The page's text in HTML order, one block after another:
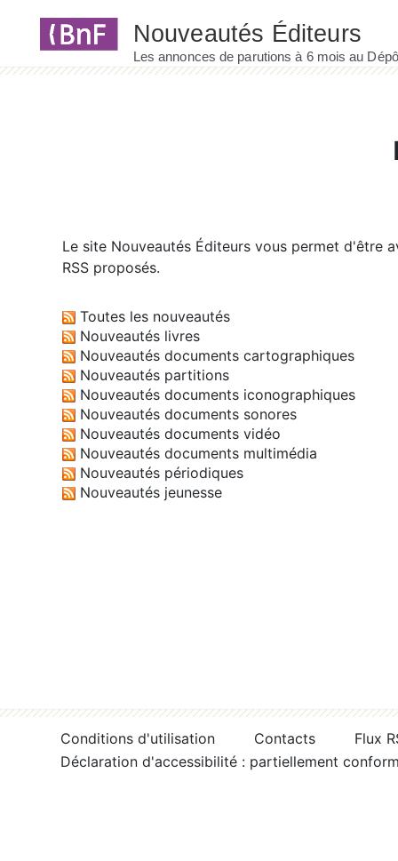
Le site Nouveautés Éditeurs vous permet d'être
RSS proposés.
Toutes les nouveautés
Nouveautés livres
Nouveautés documents cartographiques
Nouveautés partitions
Nouveautés documents iconographiques
Nouveautés documents sonores
Nouveautés documents vidéo
Nouveautés documents multimédia
Nouveautés périodiques
Nouveautés jeunesse
Conditions d'utilisation Contacts
Flux
Déclaration d'accessibilité : partiellement